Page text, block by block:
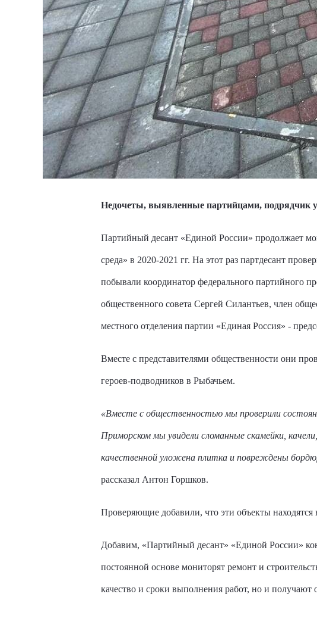
Недочеты, выявленные партийцами, подрядчик
Партийный десант «Единой России» продолжает
среда» в 2020-2021 гг. На этот раз партдесант
побывали координатор федерального партийного
общественного совета Сергей Силантьев, член
местного отделения партии «Единая Россия» -
Вместе с представителями общественности они
героев-подводников в Рыбачьем.
«Вместе с общественностью мы проверили
Приморском мы увидели сломанные скамейки,
качественной уложена плитка и повреждены
рассказал Антон Горшков.
Проверяющие добавили, что эти объекты находятся
Добавим, «Партийный десант» «Единой России»
постоянной основе мониторят ремонт и
качество и сроки выполнения работ, но и